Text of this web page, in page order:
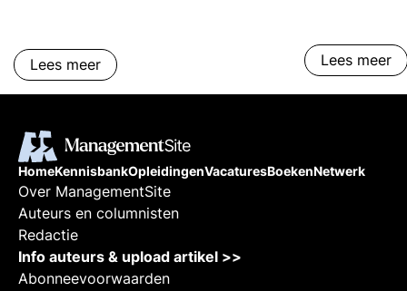
Lees meer Lees meer
HomeKennisbankOpleidingenVacaturesBoekenNetwerk
Over ManagementSite
Auteurs en columnisten
Redactie
Info auteurs & upload artikel >>
Abonneevoorwaarden